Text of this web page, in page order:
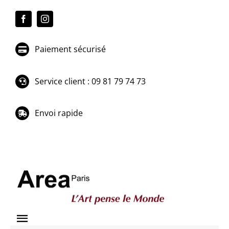
Paiement sécurisé
Service client : 09 81 79 74 73
Envoi rapide